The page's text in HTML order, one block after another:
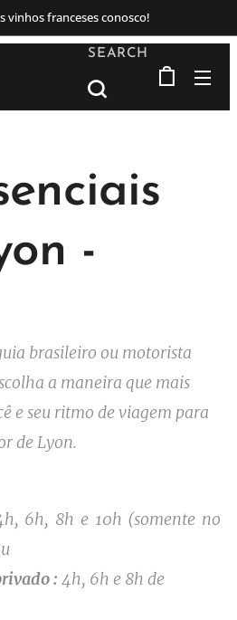
vinhos franceses conosco!
SEARCH
-
brasileiro ou motorista
a maneira que mais
e seu ritmo de viagem para
de Lyon.
6h, 8h e 10h (somente no
: 4h, 6h e 8h de